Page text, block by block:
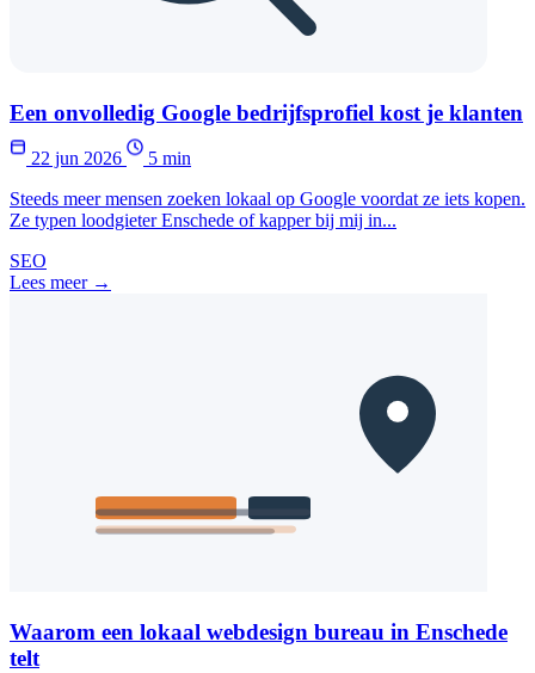
Een onvolledig Google bedrijfsprofiel kost je klanten
22 jun 2026
5 min
Steeds meer mensen zoeken lokaal op Google voordat ze iets kopen.
Ze typen loodgieter Enschede of kapper bij mij in...
SEO
Lees meer →
Waarom een lokaal webdesign bureau in Enschede
telt